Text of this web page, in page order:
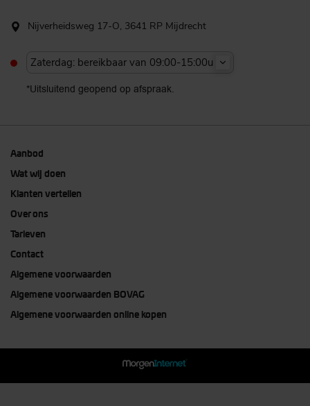
Nijverheidsweg 17-O, 3641 RP Mijdrecht
Zaterdag: bereikbaar van 09:00-15:00u
*Uitsluitend geopend op afspraak.
Aanbod
Wat wij doen
Klanten vertellen
Over ons
Tarieven
Contact
Algemene voorwaarden
Algemene voorwaarden BOVAG
Algemene voorwaarden online kopen